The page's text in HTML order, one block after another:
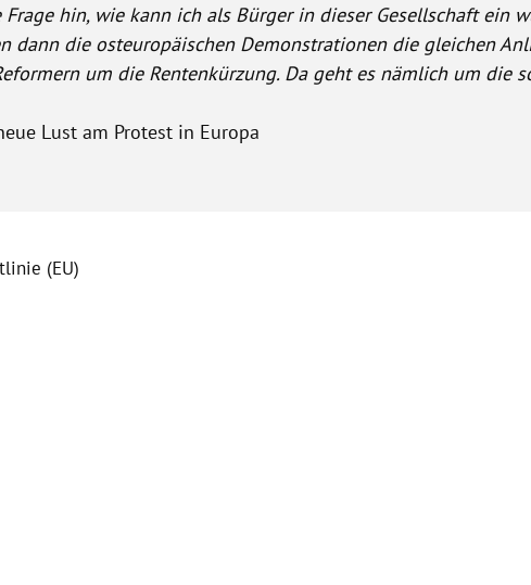
hin, wie kann ich als Bürger in dieser Gesellschaft ein
dann die osteuropäischen Demonstrationen die gleichen
um die Rentenkürzung. Da geht es nämlich um die
Lust am Protest in Europa
(EU)